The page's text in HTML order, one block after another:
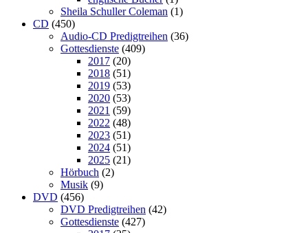
Sheila Schuller Coleman (1)
CD (450)
Audio-CD Predigtreihen (36)
Gottesdienste (409)
2017 (20)
2018 (51)
2019 (53)
2020 (53)
2021 (59)
2022 (48)
2023 (51)
2024 (51)
2025 (21)
Hörbuch (2)
Musik (9)
DVD (456)
DVD Predigtreihen (42)
Gottesdienste (427)